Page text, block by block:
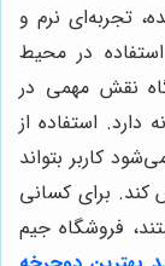
تجربه‌ای نرم و
در محیط
نقش مهمی در
استفاده از
کاربر بتواند
برای کسانی
فروشگاه جیم